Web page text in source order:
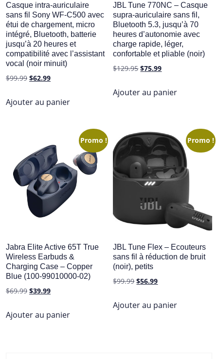
Casque intra-auriculaire
sans fil Sony WF-C500 avec
étui de chargement, micro
intégré, Bluetooth, batterie
jusqu’à 20 heures et
compatibilité avec l’assistant
vocal (noir minuit)
$99.99 Le
initial
$62.99Le
actuel
Ajouter au panier
JBL Tune 770NC – Casque
supra-auriculaire sans fil,
Bluetooth 5.3, jusqu’à 70
heures d’autonomie avec
charge rapide, léger,
confortable et pliable (noir)
$129.95Le
initial
$75.99Le
actuel
Ajouter au panier
Promo !
Jabra Elite Active 65T True
Wireless Earbuds &
Charging Case – Copper
Blue (100-99010000-02)
$69.99 Le
initial
$39.99Le
actuel
Ajouter au panier
Promo !
JBL Tune Flex – Ecouteurs
sans fil à réduction de bruit
(noir), petits
$99.99Le
initial
$56.99Le
actuel
Ajouter au panier